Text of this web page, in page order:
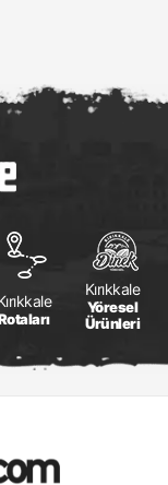
Kırıkkale
Yöresel
Ürünleri